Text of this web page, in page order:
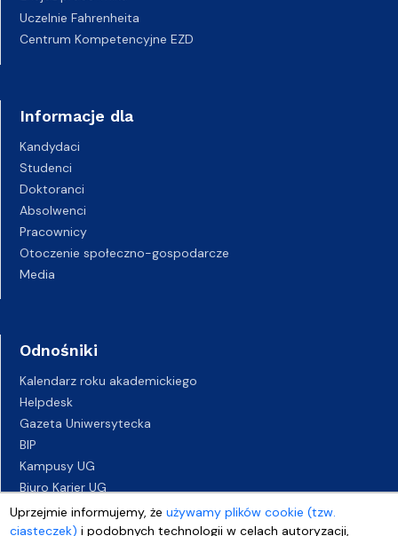
Uprzejmie informujemy, żeużywamy plików cookie (tzw.
ciasteczek) i podobnych technologii w celach autoryzacji,
Uczelnie Fahrenheita
Centrum Kompetencyjne EZD
Informacje dla
Kandydaci
Studenci
Doktoranci
Absolwenci
Pracownicy
Otoczenie społeczno-gospodarcze
Media
Odnośniki
Kalendarz roku akademickiego
Helpdesk
Gazeta Uniwersytecka
BIP
Kampusy UG
Biuro Karier UG
Oferty pracy
Deklaracja dostępności